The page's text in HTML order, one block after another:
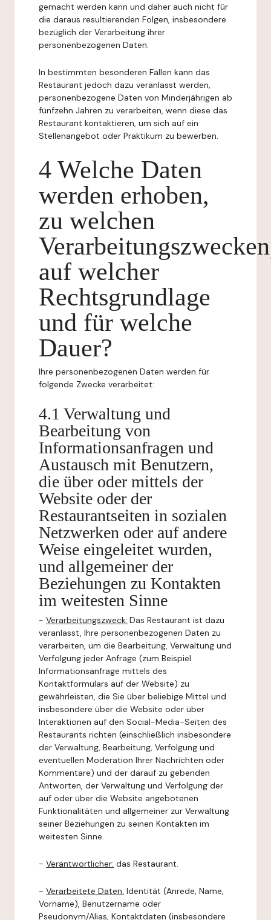
gemacht werden kann und daher auch nicht für
die daraus resultierenden Folgen, insbesondere
bezüglich der Verarbeitung ihrer
personenbezogenen Daten.
In bestimmten besonderen Fällen kann das
Restaurant jedoch dazu veranlasst werden,
personenbezogene Daten von Minderjährigen ab
fünfzehn Jahren zu verarbeiten, wenn diese das
Restaurant kontaktieren, um sich auf ein
Stellenangebot oder Praktikum zu bewerben.
4 Welche Daten
werden erhoben,
zu welchen
auf welcher
Rechtsgrundlage
und für welche
Dauer?
Ihre personenbezogenen Daten werden für
folgende Zwecke verarbeitet:
4.1 Verwaltung und
Bearbeitung von
Informationsanfragen und
Austausch mit Benutzern,
die über oder mittels der
Website oder der
Restaurantseiten in sozialen
Netzwerken oder auf andere
Weise eingeleitet wurden,
und allgemeiner der
Beziehungen zu Kontakten
im weitesten Sinne
- Verarbeitungszweck: Das Restaurant ist dazu
veranlasst, Ihre personenbezogenen Daten zu
verarbeiten, um die Bearbeitung, Verwaltung und
Verfolgung jeder Anfrage (zum Beispiel
Informationsanfrage mittels des
Kontaktformulars auf der Website) zu
gewährleisten, die Sie über beliebige Mittel und
insbesondere über die Website oder über
Interaktionen auf den Social-Media-Seiten des
Restaurants richten (einschließlich insbesondere
der Verwaltung, Bearbeitung, Verfolgung und
eventuellen Moderation Ihrer Nachrichten oder
Kommentare) und der darauf zu gebenden
Antworten, der Verwaltung und Verfolgung der
auf oder über die Website angebotenen
Funktionalitäten und allgemeiner zur Verwaltung
seiner Beziehungen zu seinen Kontakten im
weitesten Sinne.
- Verantwortlicher: das Restaurant.
- Verarbeitete Daten: Identität (Anrede, Name,
Vorname), Benutzername oder
Pseudonym/Alias, Kontaktdaten (insbesondere